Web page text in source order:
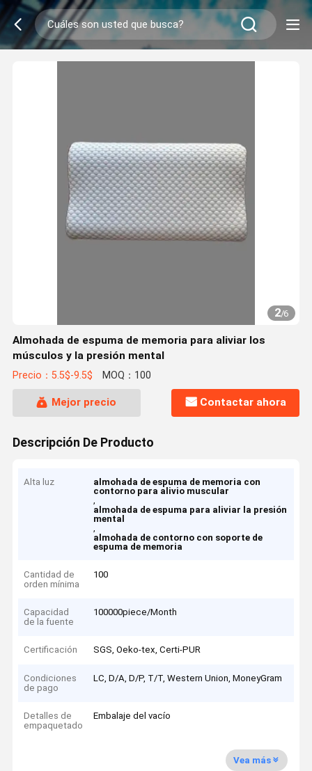
2/6
Almohada de espuma de memoria para aliviar los
músculos y la presión mental
Precio：5.5$-9.5$ MOQ：100
Mejor precio Contactar ahora
Descripción De Producto
Alta luz
almohada de espuma de memoria con
contorno para alivio muscular
,
almohada de espuma para aliviar la presión
mental
,
almohada de contorno con soporte de
espuma de memoria
Cantidad de
orden mínima
100
Capacidad
de la fuente
100000piece/Month
Certificación SGS, Oeko-tex, Certi-PUR
Condiciones
de pago
LC, D/A, D/P, T/T, Western Union, MoneyGram
Detalles de
empaquetado
Embalaje del vacío
Vea más